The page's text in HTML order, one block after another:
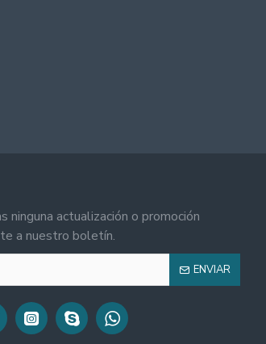
ninguna actualización o promoción
a nuestro boletín.
ENVIAR